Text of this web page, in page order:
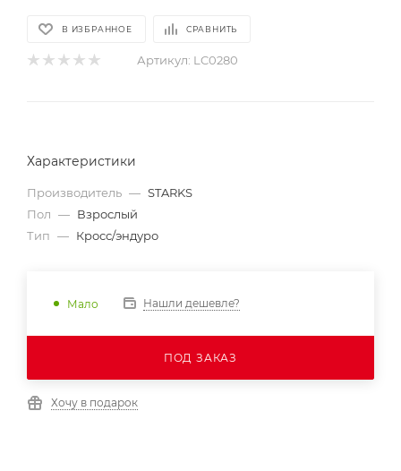
В ИЗБРАННОЕ СРАВНИТЬ
Артикул: LC0280
Характеристики
Производитель — STARKS
Пол — Взрослый
Тип — Кросс/эндуро
Мало Нашли дешевле?
ПОД ЗАКАЗ
Хочу в подарок